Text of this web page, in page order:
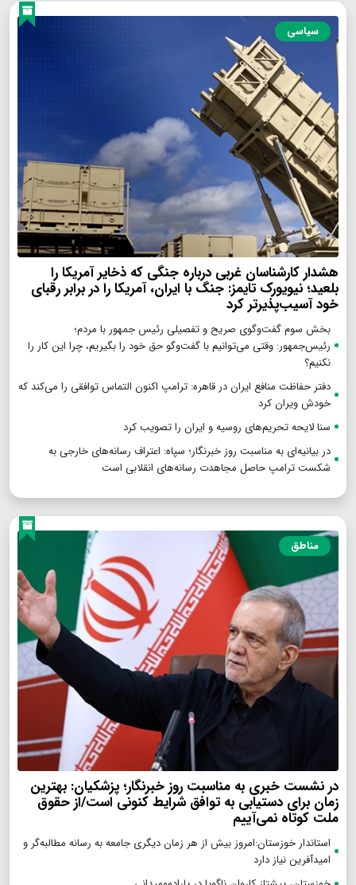
سیاسی
هشدار کارشناسان غربی درباره جنگی که ذخایر آمریکا را
بلعید؛ نیویورک تایمز: جنگ با ایران، آمریکا را در برابر رقبای
خود آسیب‌پذیرتر کرد
بخش سوم گفت‌وگوی صریح و تفصیلی رئیس جمهور با مردم؛
رئیس‌جمهور: وقتی می‌توانیم با گفت‌وگو حق خود را بگیریم، چرا این کار را
نکنیم؟
دفتر حفاظت منافع ایران در قاهره: ترامپ اکنون التماس توافقی را می‌کند که
خودش ویران کرد
سنا لایحه تحریم‌های روسیه و ایران را تصویب کرد
در بیانیه‌ای به مناسبت روز خبرنگار؛ سپاه: اعتراف رسانه‌های خارجی به
شکست ترامپ حاصل مجاهدت رسانه‌های انقلابی است
مناطق
در نشست خبری به مناسبت روز خبرنگار؛ پزشکیان‌: بهترین
زمان برای دستیابی به توافق شرایط کنونی است/از حقوق
ملت کوتاه نمی‌آییم
استاندار خوزستان:امروز بیش از هر زمان دیگری جامعه به رسانه مطالبه‌گر و
امیدآفرین نیاز دارد